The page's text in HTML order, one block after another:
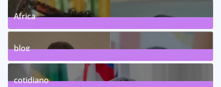
Africa
0Posts
blog
75Posts
cotidiano